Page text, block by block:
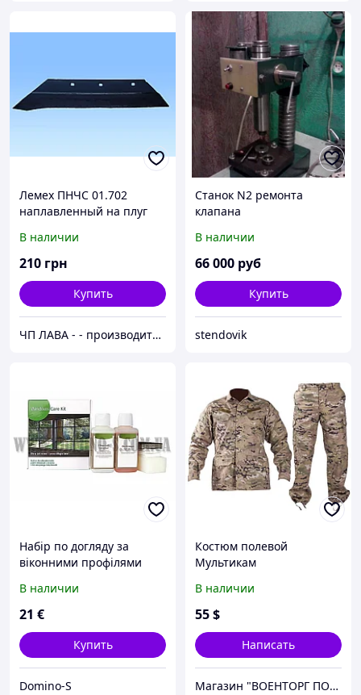
Лемех ПНЧС 01.702
наплавленный на плуг
В наличии
210 грн
Купить
ЧП ЛАВА - - производитель с/х техники и з/ч.
Станок N2 ремонта
клапана
форсунки и
мультипликатора
Common Rail
В наличии
66 000 руб
Купить
stendovik
Набір по догляду за
віконними профілями
В наличии
21 €
Купить
Domino-S
Костюм полевой
Мультикам
В наличии
55$
Написать
Магазин "ВОЕНТОРГ ПОИСКГРУНТ"